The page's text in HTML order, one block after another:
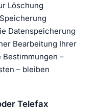
Löschung
Datenspeicherung
Bearbeitung Ihrer
–
– bleiben
Telefax